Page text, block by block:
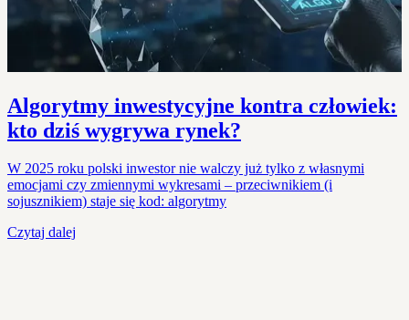
Algorytmy inwestycyjne kontra człowiek:
kto dziś wygrywa rynek?
W 2025 roku polski inwestor nie walczy już tylko z własnymi
emocjami czy zmiennymi wykresami – przeciwnikiem (i
sojusznikiem) staje się kod: algorytmy
Czytaj dalej